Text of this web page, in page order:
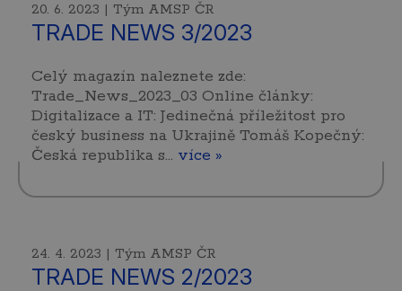
20. 6. 2023 | Tým AMSP ČR
TRADE NEWS 3/2023
Celý magazín naleznete zde:
Trade_News_2023_03 Online články:
Digitalizace a IT: Jedinečná příležitost pro
český business na Ukrajině Tomáš Kopečný:
Česká republika s… více »
24. 4. 2023 | Tým AMSP ČR
TRADE NEWS 2/2023